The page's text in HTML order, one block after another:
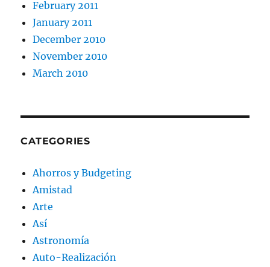
February 2011
January 2011
December 2010
November 2010
March 2010
CATEGORIES
Ahorros y Budgeting
Amistad
Arte
Así
Astronomía
Auto-Realización